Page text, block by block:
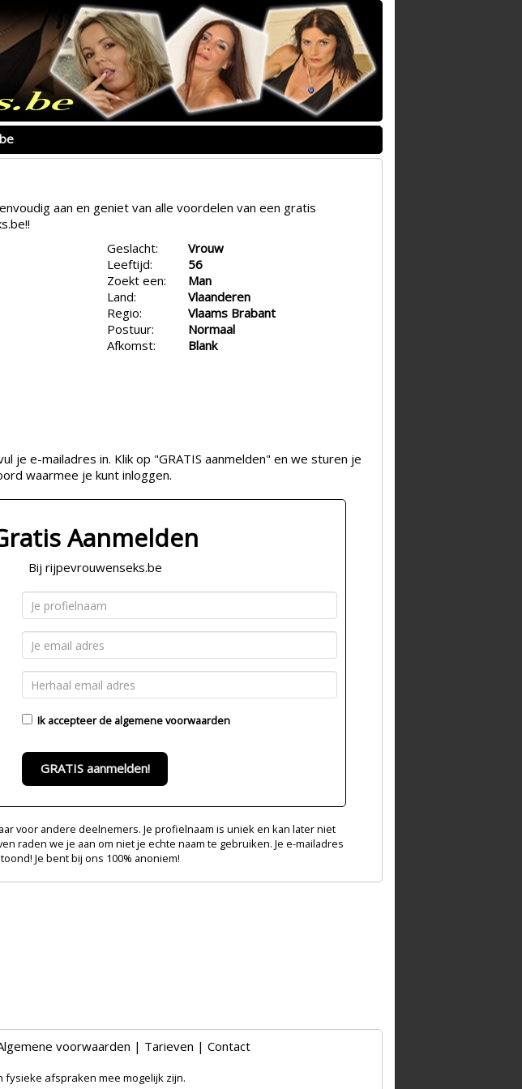
aan en geniet van alle voordelen van een gratis
Geslacht:
Vrouw
Leeftijd:
56
Zoekt een:
Man
Land:
Vlaanderen
Regio:
Vlaams Brabant
Postuur:
Normaal
Afkomst:
Blank
je e-mailadres in. Klik op "GRATIS aanmelden" en we sturen je
waarmee je kunt inloggen.
Aanmelden
Bij rijpevrouwenseks.be
Ik accepteer de algemene voorwaarden
GRATIS aanmelden!
voor andere deelnemers. Je profielnaam is uniek en kan later niet
raden we je aan om niet je echte naam te gebruiken. Je e-mailadres
Je bent bij ons 100% anoniem!
voorwaarden | Tarieven | Contact
afspraken mee mogelijk zijn.